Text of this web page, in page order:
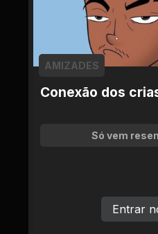
Conexão dos
AMIZADES
Só vem
Entrar